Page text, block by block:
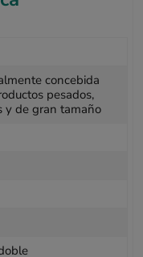
concebida
pesados,
y de gran tamaño